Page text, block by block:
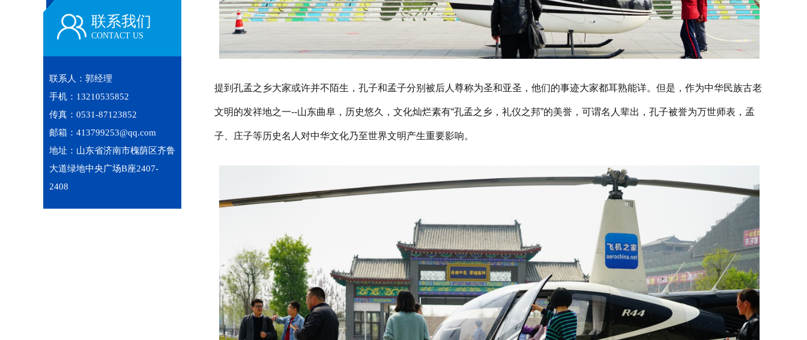
联系我们
CONTACT US
联系人：郭经理
手机：13210535852
传真：0531-87123852
邮箱：413799253@qq.com
地址：山东省济南市槐荫区齐鲁
大道绿地中央广场B座2407-
2408
提到孔孟之乡大家或许并不陌生，孔子和孟子分别被后人尊称为圣和亚圣，他们的事迹大家都耳熟能详。但是，作为中华民族古老
文明的发祥地之一--山东曲阜，历史悠久，文化灿烂素有“孔孟之乡，礼仪之邦”的美誉，可谓名人辈出，孔子被誉为万世师表，孟
子、庄子等历史名人对中华文化乃至世界文明产生重要影响。